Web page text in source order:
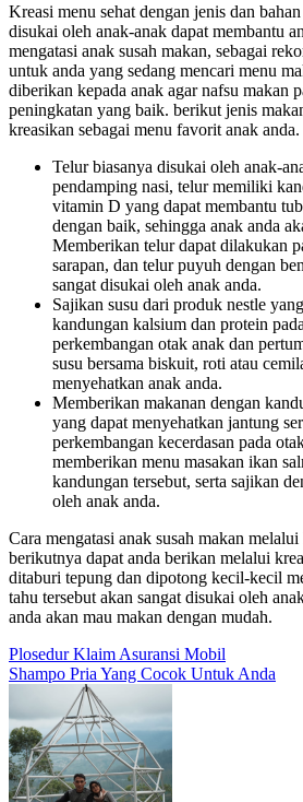
Kreasi menu sehat dengan jenis dan
disukai oleh anak-anak dapat membantu
mengatasi anak susah makan, sebagai
untuk anda yang sedang mencari menu
diberikan kepada anak agar nafsu makan
peningkatan yang baik. berikut jenis
kreasikan sebagai menu favorit anak anda.
Telur biasanya disukai oleh anak-
pendamping nasi, telur memiliki
vitamin D yang dapat membantu
dengan baik, sehingga anak anda
Memberikan telur dapat dilakukan
sarapan, dan telur puyuh dengan
sangat disukai oleh anak anda.
Sajikan susu dari produk nestle
kandungan kalsium dan protein
perkembangan otak anak dan
susu bersama biskuit, roti atau
menyehatkan anak anda.
Memberikan makanan dengan
yang dapat menyehatkan jantung
perkembangan kecerdasan pada
memberikan menu masakan ikan
kandungan tersebut, serta sajikan
oleh anak anda.
Cara mengatasi anak susah makan
berikutnya dapat anda berikan melalui
ditaburi tepung dan dipotong kecil-kecil
tahu tersebut akan sangat disukai oleh
anda akan mau makan dengan mudah.
Post
navigation
Plosedur Klaim Asuransi Mobil
Shampo Pria Yang Cocok Untuk Anda